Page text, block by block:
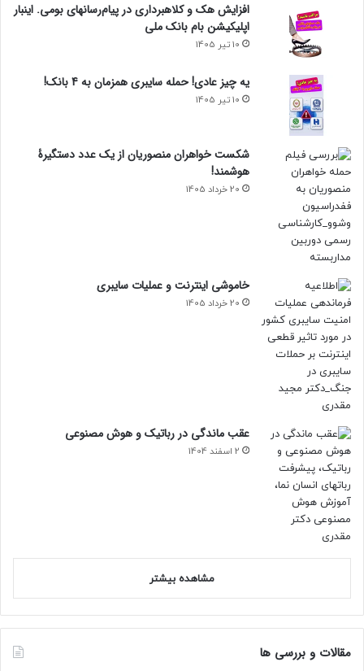
افزایش هک و کلاهبرداری در پیام‌رسانهای بومی. اینبار
اپلیکیشن بام‌ بانک ملی
10 تیر 1405
یه چیز عادی! حمله سایبری همزمان به 4 بانک!
10 تیر 1405
شکست خواهران منصوریان از یک عدد دستگیرۀ
هوشمند!
20 خرداد 1405
خاموشی اینترنت و عملیات سایبری
20 خرداد 1405
عقب ماندگی در رباتیک و هوش مصنوعی
2 اسفند 1404
مشاهده بیشتر
مقالات و بررسی ها